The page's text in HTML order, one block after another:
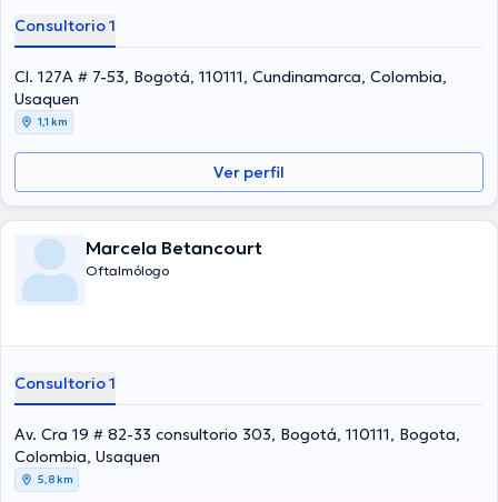
Consultorio 1
Cl. 127A # 7-53, Bogotá, 110111, Cundinamarca, Colombia,
Usaquen
1,1 km
Ver perfil
Marcela Betancourt
Oftalmólogo
Consultorio 1
Av. Cra 19 # 82-33 consultorio 303, Bogotá, 110111, Bogota,
Colombia, Usaquen
5,8 km